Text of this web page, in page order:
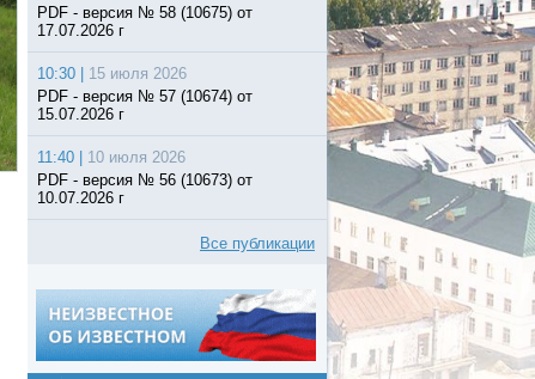
PDF - версия № 58 (10675) от
17.07.2026 г
10:30 |
15 июля 2026
PDF - версия № 57 (10674) от
15.07.2026 г
11:40 |
10 июля 2026
PDF - версия № 56 (10673) от
10.07.2026 г
Все публикации